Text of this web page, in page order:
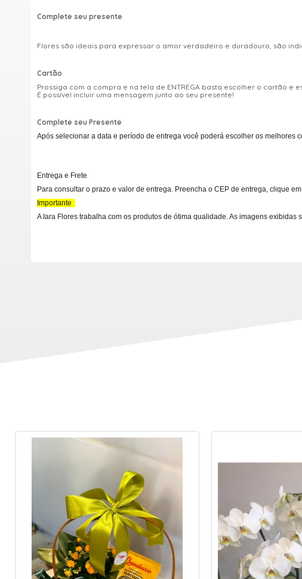
Complete seu presente
Flores são ideais para expressar o amor verdadeiro e duradouro, são
Cartão
Prossiga com a compra e na tela de ENTREGA basta escolher o cartão e
É possível incluir uma mensagem junto ao seu presente!
Complete seu Presente
Após selecionar a data e período de entrega você poderá escolher os
Entrega e Frete
Para consultar o prazo e valor de entrega. Preencha o CEP de entrega, clique
Importante
A Iara Flores trabalha com os produtos de ótima qualidade. As imagens exibidas